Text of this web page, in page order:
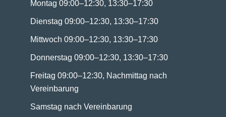
Montag 09:00–12:30, 13:30–17:30
Dienstag 09:00–12:30, 13:30–17:30
Mittwoch 09:00–12:30, 13:30–17:30
Donnerstag 09:00–12:30, 13:30–17:30
Freitag 09:00–12:30, Nachmittag nach
Vereinbarung
Samstag nach Vereinbarung